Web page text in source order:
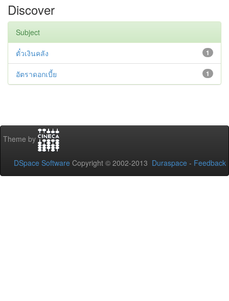
Discover
Subject
1
ตั๋วเงินคลัง
1
อัตราดอกเบี้ย
Theme by
DSpace Software Copyright © 2002-2013 Duraspace - Feedback